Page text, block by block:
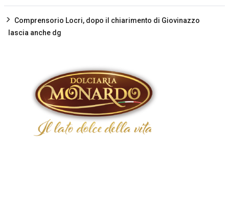
Comprensorio Locri, dopo il chiarimento di Giovinazzo
lascia anche dg